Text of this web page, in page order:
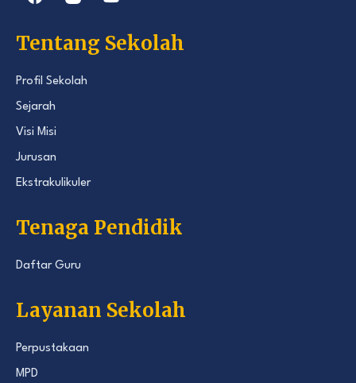
Tentang Sekolah
Profil Sekolah
Sejarah
Visi Misi
Jurusan
Ekstrakulikuler
Tenaga Pendidik
Daftar Guru
Layanan Sekolah
Perpustakaan
MPD